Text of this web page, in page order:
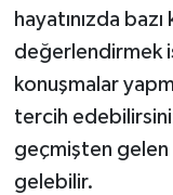
hayatınızda
değerlendirmek
konuşmalar
tercih
geçmişten gelen
gelebilir.